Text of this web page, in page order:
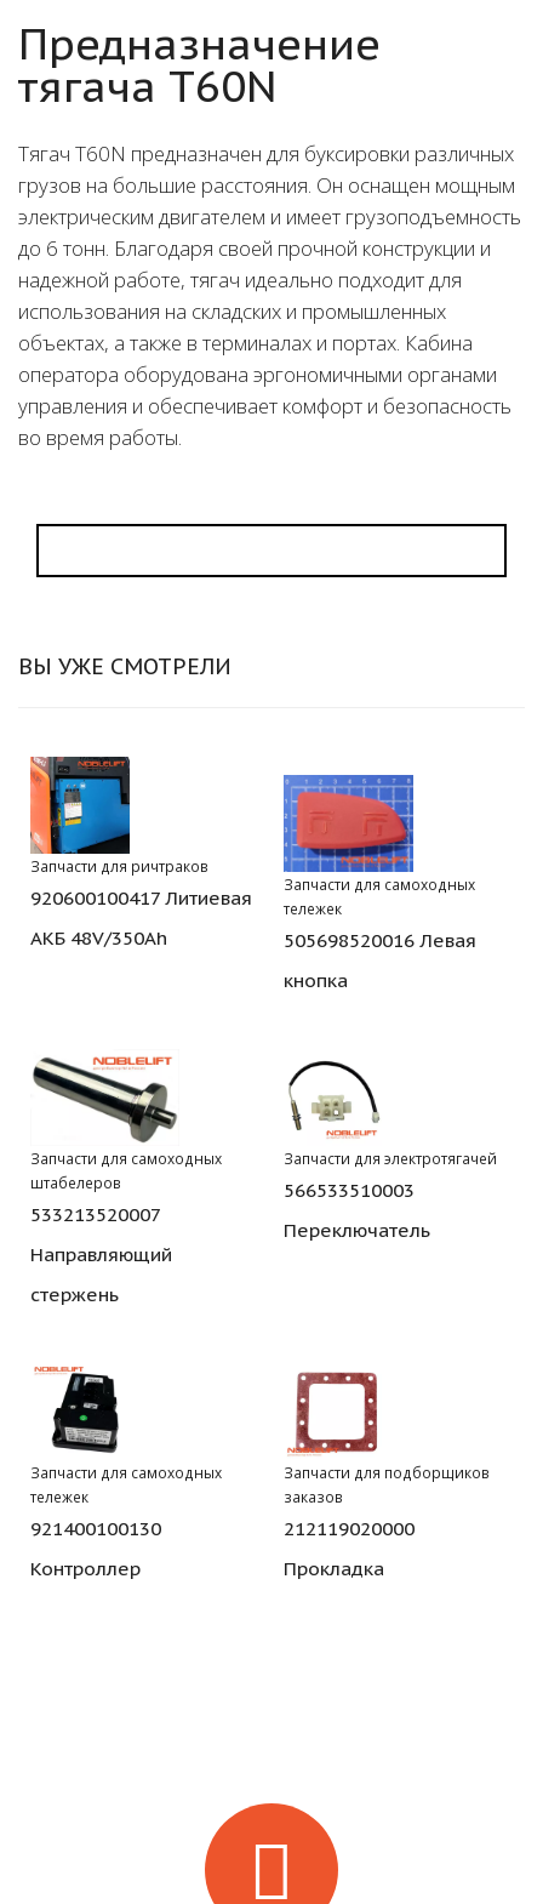
Предназначение
тягача T60N
Тягач T60N предназначен для буксировки различных
грузов на большие расстояния. Он оснащен мощным
электрическим двигателем и имеет грузоподъемность
до 6 тонн. Благодаря своей прочной конструкции и
надежной работе, тягач идеально подходит для
использования на складских и промышленных
объектах, а также в терминалах и портах. Кабина
оператора оборудована эргономичными органами
управления и обеспечивает комфорт и безопасность
во время работы.
ВЫ УЖЕ СМОТРЕЛИ
Запчасти для ричтраков
920600100417 Литиевая
АКБ 48V/350Ah
Запчасти для самоходных
тележек
505698520016 Левая
кнопка
Запчасти для самоходных
штабелеров
533213520007
Направляющий
стержень
Запчасти для электротягачей
566533510003
Переключатель
Запчасти для самоходных
тележек
921400100130
Контроллер
Запчасти для подборщиков
заказов
212119020000
Прокладка